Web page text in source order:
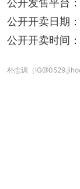
公开开卖日期
公开开卖时间
朴志训（